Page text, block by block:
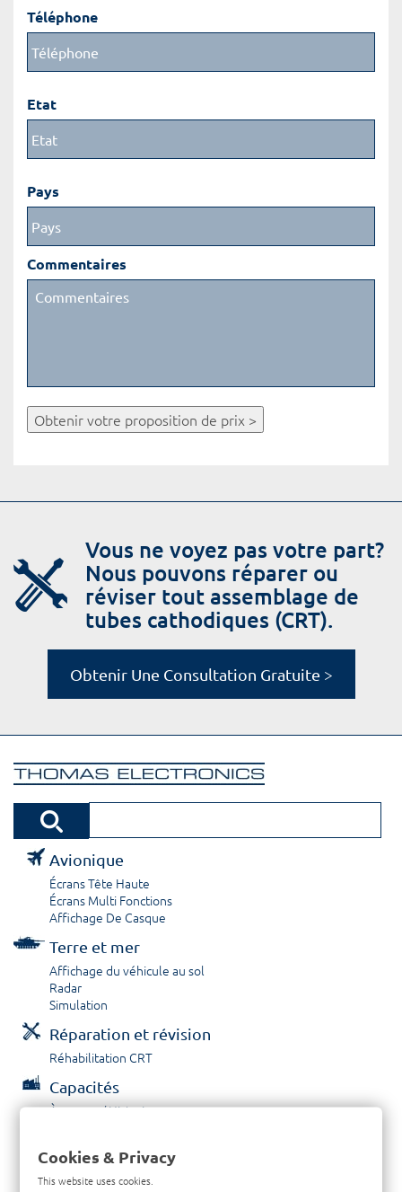
Téléphone
Etat
Pays
Commentaires
Obtenir votre proposition de prix >
Vous ne voyez pas votre part?
Nous pouvons réparer ou
réviser tout assemblage de
tubes cathodiques (CRT).
Obtenir Une Consultation Gratuite >
Avionique
Écrans Tête Haute
Écrans Multi Fonctions
Affichage De Casque
Terre et mer
Affichage du véhicule au sol
Radar
Simulation
Réparation et révision
Réhabilitation CRT
Capacités
À propos / Historique
Contactez nous
Cookies & Privacy
This website uses cookies.